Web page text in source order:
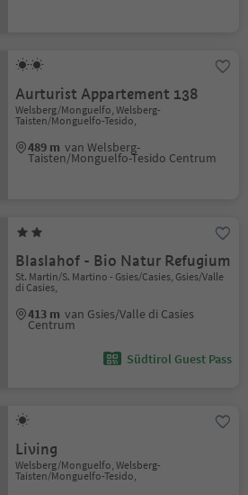
Aurturist Appartement 138
Welsberg/Monguelfo, Welsberg-
Taisten/Monguelfo-Tesido,
489 m van Welsberg-
Taisten/Monguelfo-Tesido Centrum
Blaslahof - Bio Natur Refugium
St. Martin/S. Martino - Gsies/Casies, Gsies/Valle
di Casies,
413 m van Gsies/Valle di Casies
Centrum
Südtirol Guest Pass
Living
Welsberg/Monguelfo, Welsberg-
Taisten/Monguelfo-Tesido,